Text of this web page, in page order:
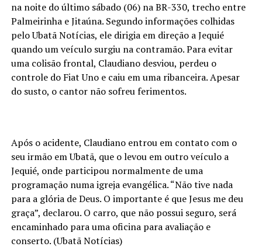
na noite do último sábado (06) na BR-330, trecho entre
Palmeirinha e Jitaúna. Segundo informações colhidas
pelo Ubatã Notícias, ele dirigia em direção a Jequié
quando um veículo surgiu na contramão. Para evitar
uma colisão frontal, Claudiano desviou, perdeu o
controle do Fiat Uno e caiu em uma ribanceira. Apesar
do susto, o cantor não sofreu ferimentos.
Após o acidente, Claudiano entrou em contato com o
seu irmão em Ubatã, que o levou em outro veículo a
Jequié, onde participou normalmente de uma
programação numa igreja evangélica. “Não tive nada
para a glória de Deus. O importante é que Jesus me deu
graça”, declarou. O carro, que não possui seguro, será
encaminhado para uma oficina para avaliação e
conserto. (Ubatã Notícias)